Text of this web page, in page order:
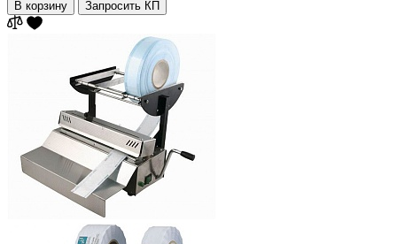
В корзину Запросить КП